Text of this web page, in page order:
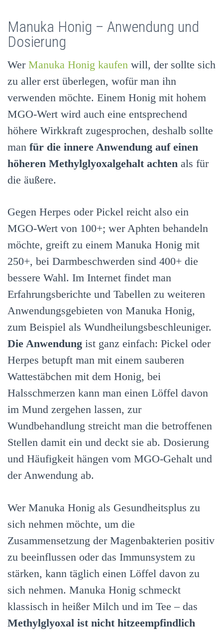
Manuka Honig – Anwendung und
Dosierung
Wer Manuka Honig kaufen will, der sollte sich
zu aller erst überlegen, wofür man ihn
verwenden möchte. Einem Honig mit hohem
MGO-Wert wird auch eine entsprechend
höhere Wirkkraft zugesprochen, deshalb sollte
man für die innere Anwendung auf einen
höheren Methylglyoxalgehalt achten als für
die äußere.
Gegen Herpes oder Pickel reicht also ein
MGO-Wert von 100+; wer Aphten behandeln
möchte, greift zu einem Manuka Honig mit
250+, bei Darmbeschwerden sind 400+ die
bessere Wahl. Im Internet findet man
Erfahrungsberichte und Tabellen zu weiteren
Anwendungsgebieten von Manuka Honig,
zum Beispiel als Wundheilungsbeschleuniger.
Die Anwendung ist ganz einfach: Pickel oder
Herpes betupft man mit einem sauberen
Wattestäbchen mit dem Honig, bei
Halsschmerzen kann man einen Löffel davon
im Mund zergehen lassen, zur
Wundbehandlung streicht man die betroffenen
Stellen damit ein und deckt sie ab. Dosierung
und Häufigkeit hängen vom MGO-Gehalt und
der Anwendung ab.
Wer Manuka Honig als Gesundheitsplus zu
sich nehmen möchte, um die
Zusammensetzung der Magenbakterien positiv
zu beeinflussen oder das Immunsystem zu
stärken, kann täglich einen Löffel davon zu
sich nehmen. Manuka Honig schmeckt
klassisch in heißer Milch und im Tee – das
Methylglyoxal ist nicht hitzeempfindlich